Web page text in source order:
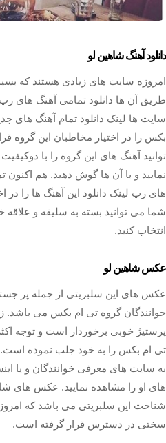
دانلود آهنگ شاهین لو
امروزه سایت های زیادی هستند که
طریق آن ها دانلود تمامی آهنگ های رپ
سایت ها لینک دانلود تمام آهنگ های
بکس را در اختیار مخاطبان این گروه
توانید آهنگ های این گروه را با
نمایید و با آن ها گوش دهید. هم اکنون
های رپ لینک دانلود این آهنگ ها را در
شما می توانید بسته به سلیقه و علاقه
انتخاب کنید.
عکس شاهین لو
عکس‌ های این سلبریتی از جمله پر
خوانندگان گروه تی ام بکس می باشد.
پرستیژ خوبی برخوردار است و توجه
تی ام بکس را به خود جلب نموده است.
به سایت های معرفی خوانندگان و یا
های او را مشاهده نمایید‌. عکس های
شناخت این سلبریتی می باشد که
سختی در دسترس قرار گرفته است.